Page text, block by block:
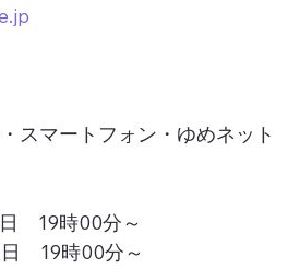
スマートフォン・ゆめネット
　19時00分～
　19時00分～